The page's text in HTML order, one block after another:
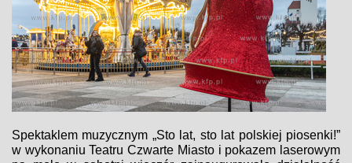
Spektaklem muzycznym „Sto lat, sto lat polskiej piosenki!”
w wykonaniu Teatru Czwarte Miasto i pokazem laserowym